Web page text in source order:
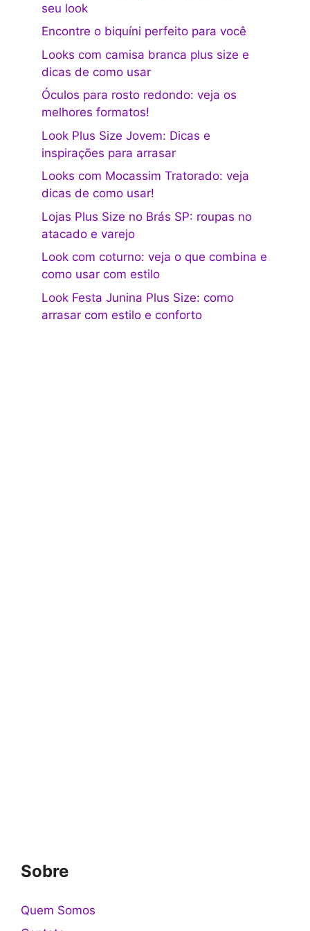
seu look
Encontre o biquíni perfeito para você
Looks com camisa branca plus size e
dicas de como usar
Óculos para rosto redondo: veja os
melhores formatos!
Look Plus Size Jovem: Dicas e
inspirações para arrasar
Looks com Mocassim Tratorado: veja
dicas de como usar!
Lojas Plus Size no Brás SP: roupas no
atacado e varejo
Look com coturno: veja o que combina e
como usar com estilo
Look Festa Junina Plus Size: como
arrasar com estilo e conforto
Sobre
Quem Somos